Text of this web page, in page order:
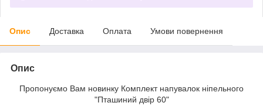
Опис Доставка Оплата Умови повернення
Опис
Пропонуємо Вам новинку Комплект напувалок ніпельного
"Пташиний двір 60"